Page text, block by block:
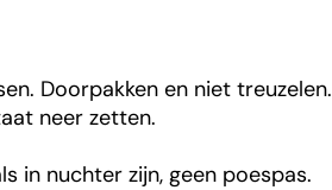
Doorpakken en niet treuzelen.
neer zetten.
in nuchter zijn, geen poespas.